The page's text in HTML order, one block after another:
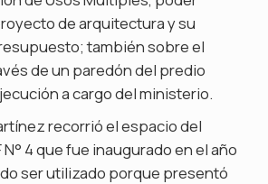
de arquitectura y su
también sobre el
de un paredón del predio
a cargo del ministerio.
recorrió el espacio del
4 que fue inaugurado en el año
ser utilizado porque presentó